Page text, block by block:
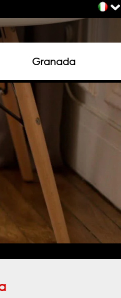
Granada